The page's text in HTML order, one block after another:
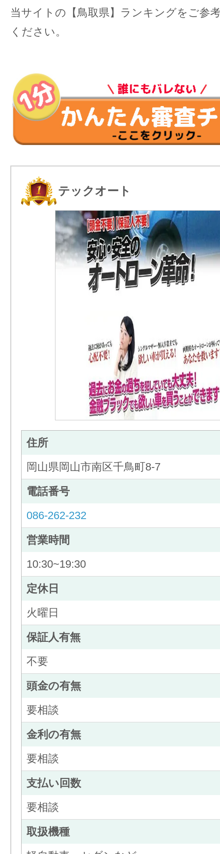
当サイトの【鳥取県】ランキングをご参
ください。
テックオート
住所
岡山県岡山市南区千鳥町8-7
電話番号
086-262-232
営業時間
10:30~19:30
定休日
火曜日
保証人有無
不要
頭金の有無
要相談
金利の有無
要相談
支払い回数
要相談
取扱機種